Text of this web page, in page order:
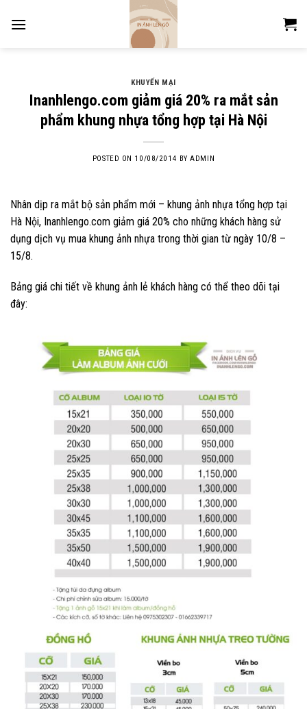
KHUYẾN MẠI
Inanhlengo.com giảm giá 20% ra mắt sản
phẩm khung nhựa tổng hợp tại Hà Nội
POSTED ON 10/08/2014 BYADMIN
Nhân dịp ra mắt bộ sản phẩm mới – khung ảnh nhựa tổng hợp tại
Hà Nội, Inanhlengo.com giảm giá 20% cho những khách hàng sử
dụng dịch vụ mua khung ảnh nhựa trong thời gian từ ngày 10/8 –
15/8.
Bảng giá chi tiết về khung ảnh lẻ khách hàng có thể theo dõi tại
đây: